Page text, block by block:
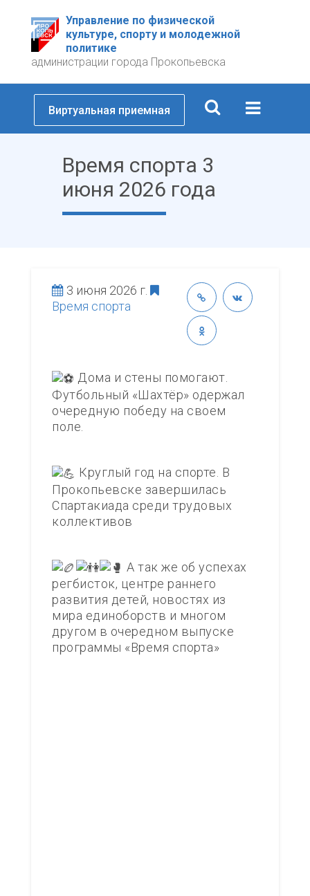
Управление по физической
культуре, спорту и молодежной
политике
администрации города Прокопьевска
Виртуальная приемная
Время спорта 3
июня 2026 года
3 июня 2026 г.
Время спорта
Дома и стены помогают.
Футбольный «Шахтёр» одержал
очередную победу на своем
поле.
Круглый год на спорте. В
Прокопьевске завершилась
Спартакиада среди трудовых
коллективов
А так же об успехах
регбисток, центре раннего
развития детей, новостях из
мира единоборств и многом
другом в очередном выпуске
программы «Время спорта»